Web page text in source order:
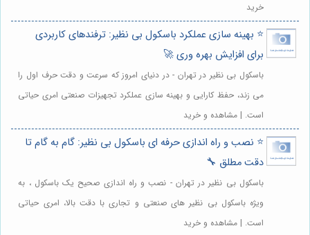
خرید
⭐️ بهینه سازی عملکرد باسکول بی نظیر: ترفندهای کاربردی
برای افزایش بهره وری 🚀
باسکول بی نظیر در تهران - در دنیای امروز که سرعت و دقت حرف اول را
می زند، حفظ کارایی و بهینه سازی عملکرد تجهیزات صنعتی امری حیاتی
است. | مشاهده و خرید
⭐️ نصب و راه اندازی حرفه ای باسکول بی نظیر: گام به گام تا
دقت مطلق 🔧
باسکول بی نظیر در تهران - نصب و راه اندازی صحیح یک باسکول ، به
ویژه باسکول بی نظیر های صنعتی و تجاری با دقت بالا، امری حیاتی
است. | مشاهده و خرید